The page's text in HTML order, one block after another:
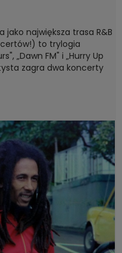
jako największa trasa R&B
to trylogia
„Dawn FM" i „Hurry Up
zagra dwa koncerty
Wyprzedane bilety
z Kanady Abel Tesfaye